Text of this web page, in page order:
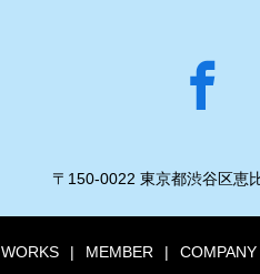
〒150-0022 東京都渋谷区恵
WORKS MEMBER COMPANY